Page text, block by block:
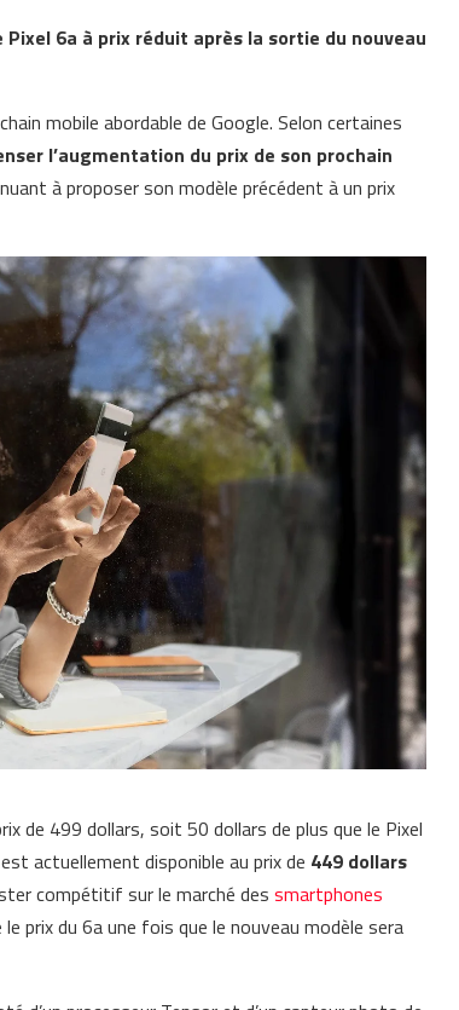
6a à prix réduit après la sortie du nouveau
mobile abordable de Google. Selon certaines
l’augmentation du prix de son prochain
à proposer son modèle précédent à un prix
de 499 dollars, soit 50 dollars de plus que le Pixel
actuellement disponible au prix de 449 dollars
compétitif sur le marché dessmartphones
prix du 6a une fois que le nouveau modèle sera